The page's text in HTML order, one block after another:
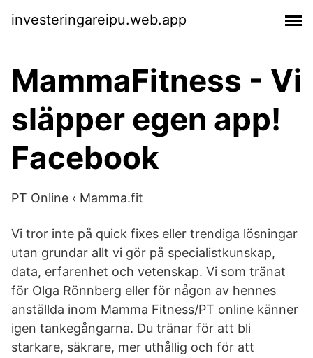
investeringareipu.web.app
MammaFitness - Vi
släpper egen app!
Facebook
PT Online ‹ Mamma.fit
Vi tror inte på quick fixes eller trendiga lösningar
utan grundar allt vi gör på specialistkunskap,
data, erfarenhet och vetenskap. Vi som tränat
för Olga Rönnberg eller för någon av hennes
anställda inom Mamma Fitness/PT online känner
igen tankegångarna. Du tränar för att bli
starkare, säkrare, mer uthållig och för att